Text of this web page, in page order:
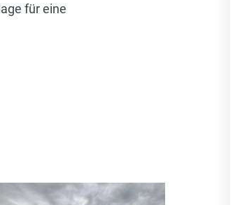
für eine